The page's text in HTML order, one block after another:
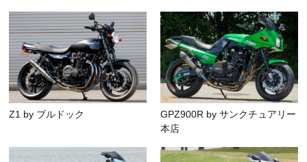
Z1 by ブルドック
GPZ900R by サンクチュアリー
本店